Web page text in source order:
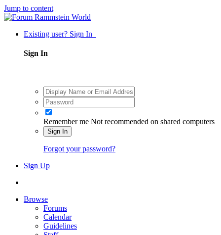
Jump to content
Existing user? Sign In
Sign In
Remember me Not recommended on shared computers
Sign In
Forgot your password?
Sign Up
Browse
Forums
Calendar
Guidelines